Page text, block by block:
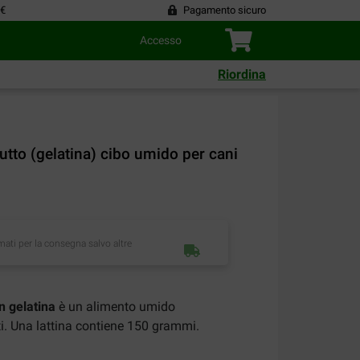
Pagamento sicuro
Accesso
Riordina
(gelatina) cibo umido per cani
per la consegna salvo altre
gelatina è un alimento umido
Una lattina contiene 150 grammi.